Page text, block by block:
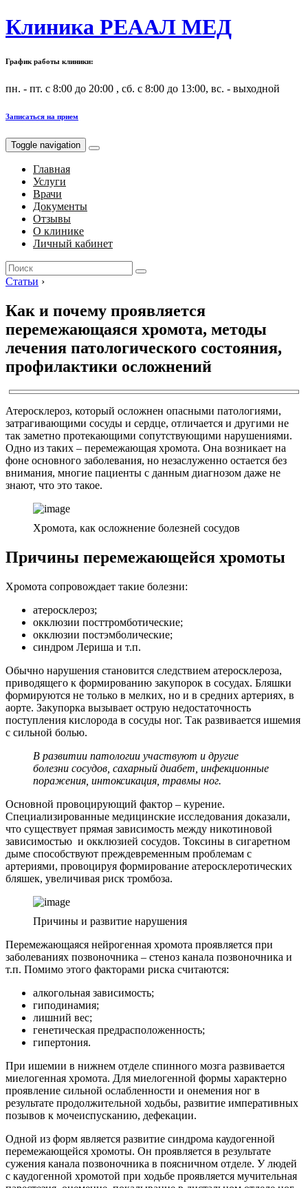
Клиника РЕААЛ МЕД
График работы клиники:
пн. - пт. с 8:00 до 20:00 , сб. с 8:00 до 13:00, вс. - выходной
Записаться на прием
Toggle navigation
Главная
Услуги
Врачи
Документы
Отзывы
О клинике
Личный кабинет
Search
for:
Статьи ›
Как и почему проявляется
перемежающаяся хромота, методы
лечения патологического состояния,
профилактики осложнений
Атеросклероз, который осложнен опасными патологиями,
затрагивающими сосуды и сердце, отличается и другими не
так заметно протекающими сопутствующими нарушениями.
Одно из таких – перемежающая хромота. Она возникает на
фоне основного заболевания, но незаслуженно остается без
внимания, многие пациенты с данным диагнозом даже не
знают, что это такое.
Хромота, как осложнение болезней сосудов
Причины перемежающейся хромоты
Хромота сопровождает такие болезни:
атеросклероз;
окклюзии посттромботические;
окклюзии постэмболические;
синдром Лериша и т.п.
Обычно нарушения становится следствием атеросклероза,
приводящего к формированию закупорок в сосудах. Бляшки
формируются не только в мелких, но и в средних артериях, в
аорте. Закупорка вызывает острую недостаточность
поступления кислорода в сосуды ног. Так развивается ишемия
с сильной болью.
В развитии патологии участвуют и другие
болезни сосудов, сахарный диабет, инфекционные
поражения, интоксикация, травмы ног.
Основной провоцирующий фактор – курение.
Специализированные медицинские исследования доказали,
что существует прямая зависимость между никотиновой
зависимостью и окклюзией сосудов. Токсины в сигаретном
дыме способствуют преждевременным проблемам с
артериями, провоцируя формирование атеросклеротических
бляшек, увеличивая риск тромбоза.
Причины и развитие нарушения
Перемежающаяся нейрогенная хромота проявляется при
заболеваниях позвоночника – стеноз канала позвоночника и
т.п. Помимо этого факторами риска считаются:
алкогольная зависимость;
гиподинамия;
лишний вес;
генетическая предрасположенность;
гипертония.
При ишемии в нижнем отделе спинного мозга развивается
миелогенная хромота. Для миелогенной формы характерно
проявление сильной ослабленности и онемения ног в
результате продолжительной ходьбы, развитие императивных
позывов к мочеиспусканию, дефекации.
Одной из форм является развитие синдрома каудогенной
перемежающейся хромоты. Он проявляется в результате
сужения канала позвоночника в поясничном отделе. У людей
с каудогенной хромотой при ходьбе проявляется мучительная